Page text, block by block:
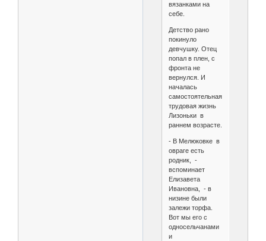
вязанками на
себе.
Детство рано
покинуло
девчушку. Отец
попал в плен, с
фронта не
вернулся. И
началась
самостоятельная
трудовая жизнь
Лизоньки в
раннем возрасте.
- В Мелюковке в
овраге есть
родник, -
вспоминает
Елизавета
Ивановна, - в
низине были
залежи торфа.
Вот мы его с
односельчанами
и